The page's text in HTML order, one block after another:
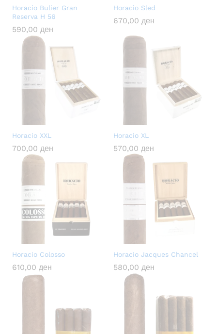
Horacio Bulier Gran
Reserva H 56
590,00 ден
Horacio Sled
670,00 ден
Horacio XXL
700,00 ден
Horacio XL
570,00 ден
Horacio Colosso
610,00 ден
Horacio Jacques Chancel
580,00 ден